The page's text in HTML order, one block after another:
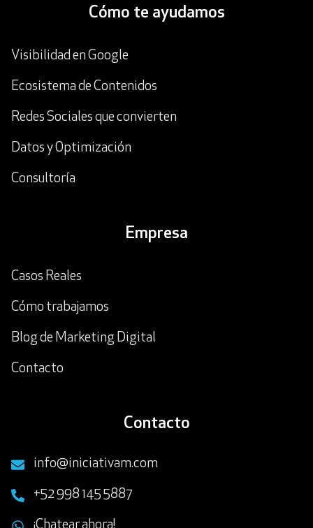
Cómo te ayudamos
Visibilidad en Google
Ecosistema de Contenidos
Redes Sociales que convierten
Datos y Optimización
Consultoría
Empresa
Casos Reales
Cómo trabajamos
Blog de Marketing Digital
Contacto
Contacto
info@iniciativam.com
+52 998 145 5887